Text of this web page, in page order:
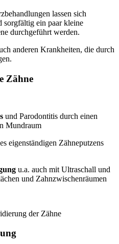
lassen sich
sorgfältig ein paar kleine
durchgeführt werden.
anderen Krankheiten, die durch
Zähne
und Parodontitis durch einen
Mundraum
eigenständigen Zähneputzens
u.a. auch mit Ultraschall und
und Zahnzwischenräumen
der Zähne